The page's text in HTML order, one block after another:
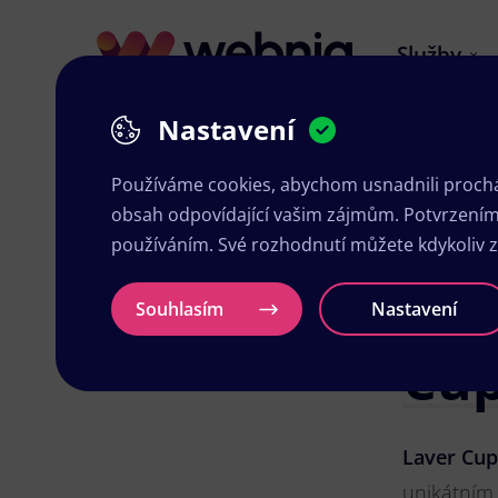
Služby
Laver Cup
unikátním
Nastavení
Používáme cookies, abychom usnadnili
obsah odpovídající vašim zájmům.
používáním. Své rozhodnutí můžete kdykoliv
Souhlasím Nastavení